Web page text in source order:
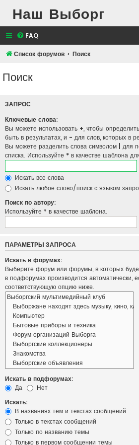
Наш Выборг
FAQ
Список форумов Поиск
Поиск
ЗАПРОС
Ключевые слова:
Вы можете использовать +, чтобы
быть в результатах, и - для слов, которых в
Вы можете разделить слова символом
для
списка. Используйте * в качестве шаблона
Искать все слова
Искать любое слово/поиск с языком
Поиск по автору:
Используйте * в качестве шаблона.
ПАРАМЕТРЫ ЗАПРОСА
Искать в форумах:
Выберите форум или форумы, в которых
в подфорумах производится автоматически,
соответствующую опцию ниже.
Искать в подфорумах:
Да
Нет
Искать:
В названиях тем и текстах сообщений
Только в текстах сообщений
Только по названию темы
Только в первом сообщении темы